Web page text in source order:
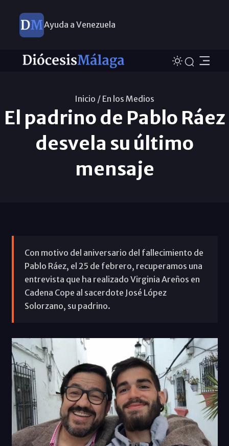
Ayuda a Venezuela
Inicio / En los Medios
El padrino de Pablo Ráez
desvela su último
mensaje
Con motivo del aniversario del fallecimiento de
Pablo Ráez, el 25 de febrero, recuperamos una
entrevista que ha realizado Virginia Areños en
Cadena Cope al sacerdote José López
Solorzano, su padrino.